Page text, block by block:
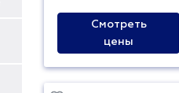
Смотреть
цены